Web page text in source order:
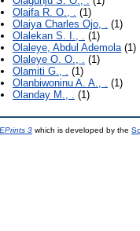
Olaifa R. O., . (1)
Olaiya Charles Ojo, . (1)
Olalekan S. I., . (1)
Olaleye, Abdul Ademola(1)
Olaleye O. O., . (1)
Olamiti G., . (1)
Olanbiwoninu A. A., . (1)
Olanday M., . (1)
EPrints 3 which is developed by the